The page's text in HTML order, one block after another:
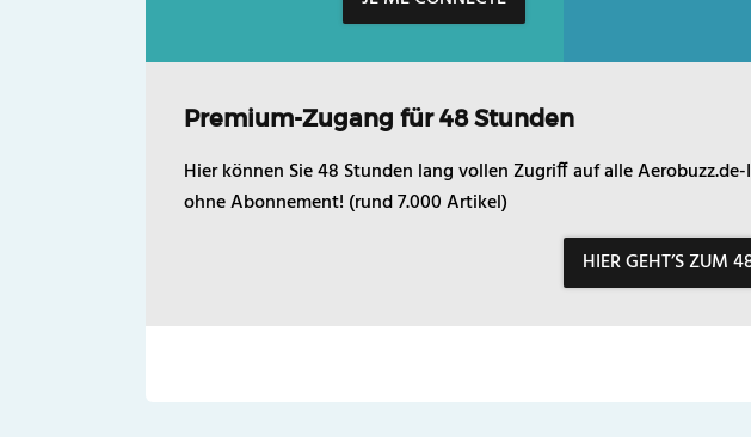
Premium-Zugang für 48 Stunden
Hier können Sie 48 Stunden lang vollen Zugriff auf alle
ohne Abonnement! (rund 7.000 Artikel)
HIER GEHT’S ZUM